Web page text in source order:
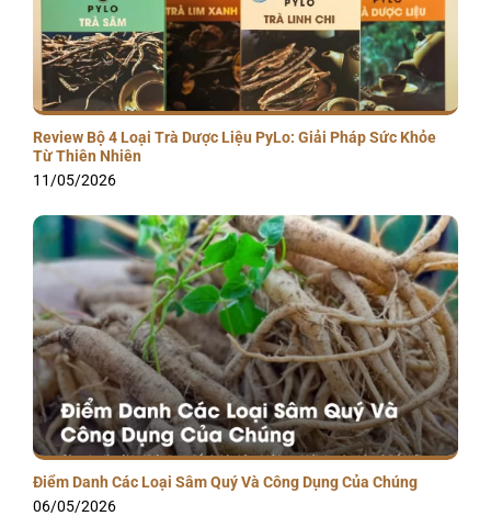
Review Bộ 4 Loại Trà Dược Liệu PyLo: Giải Pháp Sức Khỏe
Từ Thiên Nhiên
11/05/2026
Điểm Danh Các Loại Sâm Quý Và Công Dụng Của Chúng
06/05/2026